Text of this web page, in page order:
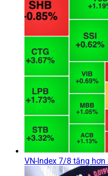
VN-Index 7/8 tăng